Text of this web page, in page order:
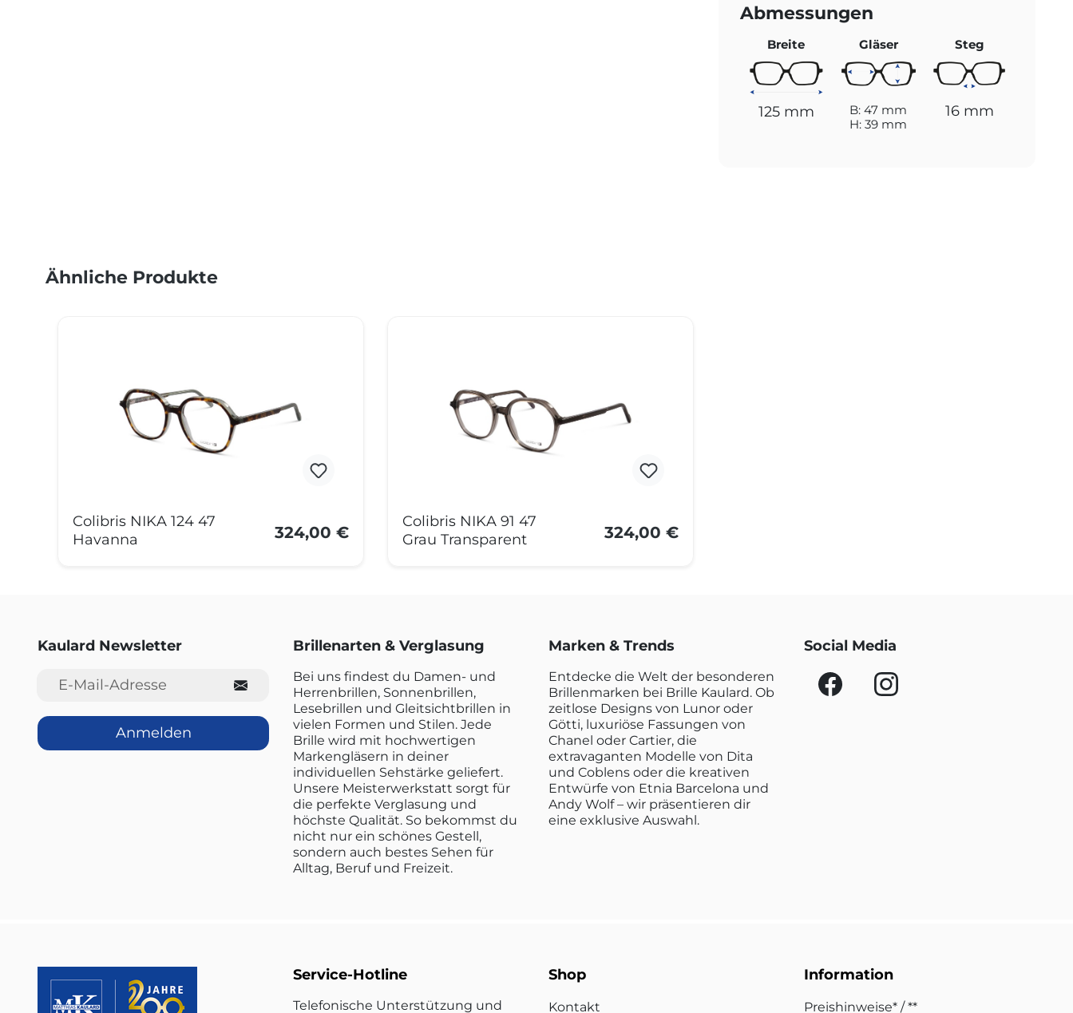
Abmessungen
Breite
125 mm
Gläser
B: 47 mm
H: 39 mm
Steg
16 mm
Ähnliche Produkte
Colibris NIKA 124 47
Havanna
324,00 €
Colibris NIKA 91 47
Grau Transparent
324,00 €
Kaulard Newsletter
E-Mail-Adresse
Anmelden
Brillenarten & Verglasung
Bei uns findest du Damen- und
Herrenbrillen, Sonnenbrillen,
Lesebrillen und Gleitsichtbrillen in
vielen Formen und Stilen. Jede
Brille wird mit hochwertigen
Markengläsern in deiner
individuellen Sehstärke geliefert.
Unsere Meisterwerkstatt sorgt für
die perfekte Verglasung und
höchste Qualität. So bekommst du
nicht nur ein schönes Gestell,
sondern auch bestes Sehen für
Alltag, Beruf und Freizeit.
Marken & Trends
Entdecke die Welt der besonderen
Brillenmarken bei Brille Kaulard. Ob
zeitlose Designs von Lunor oder
Götti, luxuriöse Fassungen von
Chanel oder Cartier, die
extravaganten Modelle von Dita
und Coblens oder die kreativen
Entwürfe von Etnia Barcelona und
Andy Wolf – wir präsentieren dir
eine exklusive Auswahl.
Social Media
Service-Hotline
Telefonische Unterstützung und
Shop
Kontakt
Information
Preishinweise* / **